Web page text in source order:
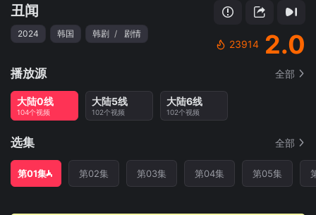
丑闻
2024 韩国 韩剧 / 剧情
23914 2.0
播放源 全部
大陆0线
104个视频
大陆5线
102个视频
大陆6线
102个视频
选集 全部
第01集 第02集 第03集 第04集 第05集